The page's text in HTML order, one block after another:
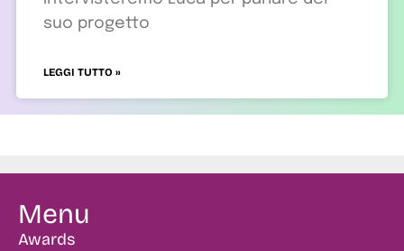
suo progetto
LEGGI TUTTO »
Menu
Awards